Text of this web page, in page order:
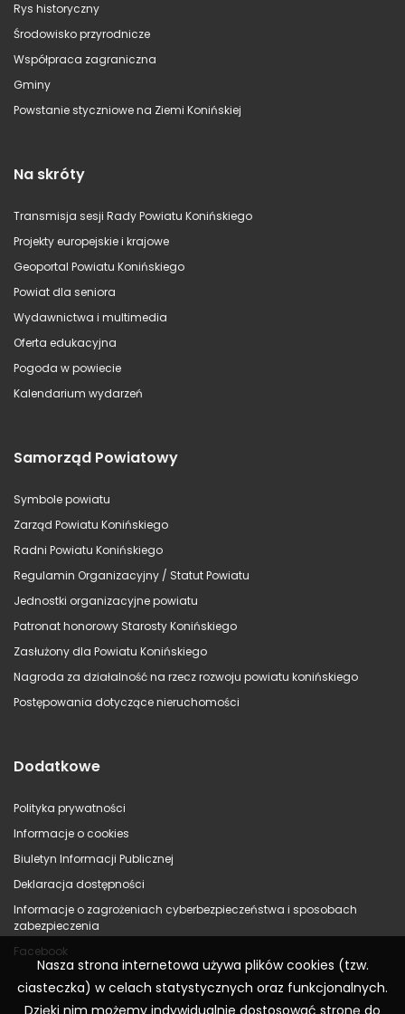
Rys historyczny
Środowisko przyrodnicze
Współpraca zagraniczna
Gminy
Powstanie styczniowe na Ziemi Konińskiej
Na skróty
Transmisja sesji Rady Powiatu Konińskiego
Projekty europejskie i krajowe
Geoportal Powiatu Konińskiego
Powiat dla seniora
Wydawnictwa i multimedia
Oferta edukacyjna
Pogoda w powiecie
Kalendarium wydarzeń
Samorząd Powiatowy
Symbole powiatu
Zarząd Powiatu Konińskiego
Radni Powiatu Konińskiego
Regulamin Organizacyjny / Statut Powiatu
Jednostki organizacyjne powiatu
Patronat honorowy Starosty Konińskiego
Zasłużony dla Powiatu Konińskiego
Nagroda za działalność na rzecz rozwoju powiatu konińskiego
Postępowania dotyczące nieruchomości
Dodatkowe
Polityka prywatności
Informacje o cookies
Biuletyn Informacji Publicznej
Deklaracja dostępności
Informacje o zagrożeniach cyberbezpieczeństwa i sposobach
zabezpieczenia
Facebook
Nasza strona internetowa używa plików cookies (tzw.
ciasteczka) w celach statystycznych oraz funkcjonalnych.
Dzięki nim możemy indywidualnie dostosować stronę do